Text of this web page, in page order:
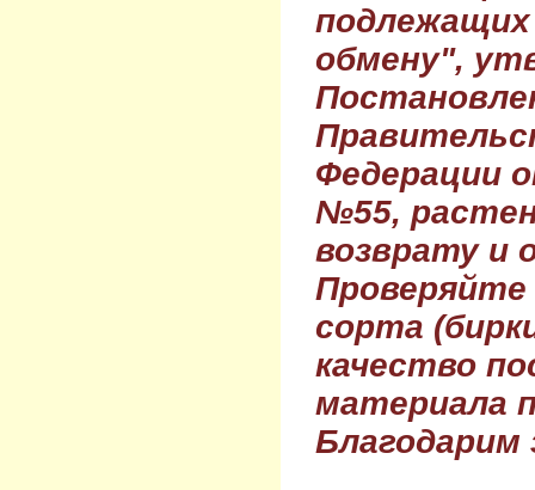
обмену",
Федерации
№55,
возврату и
Проверяйте
сорта
качество
материала
Благодарим